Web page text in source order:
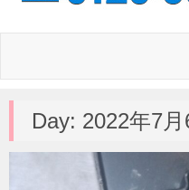
Day: 2022年7月